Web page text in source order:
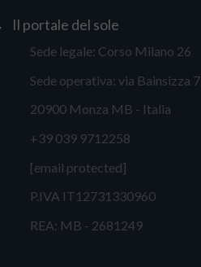
Il portale del sole
Sede legale: Corso Milano 26
Sede operativa: via Bainsizza 7
20900 Monza MB - Italia
+39 039 9712258
[email protected]
P.IVA IT12731330960
REA: MB - 2681249